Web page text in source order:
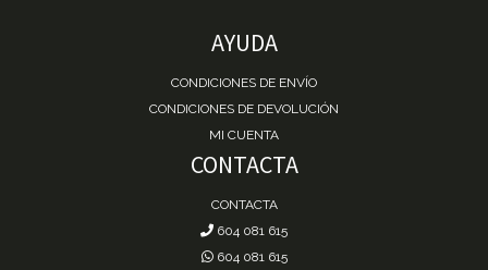
AYUDA
CONDICIONES DE ENVÍO
CONDICIONES DE DEVOLUCIÓN
MI CUENTA
CONTACTA
CONTACTA
604 081 615
604 081 615